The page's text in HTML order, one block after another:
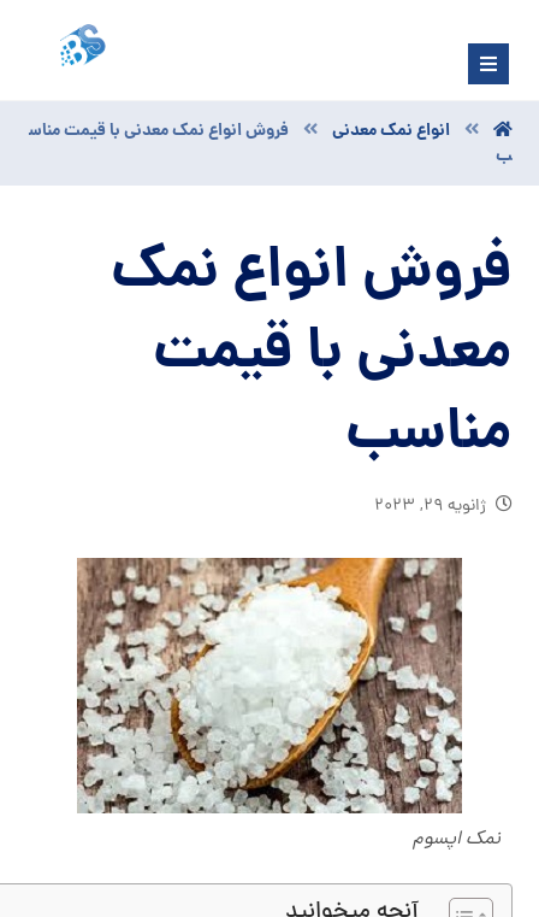
انواع نمک معدنی
فروش انواع نمک معدنی با قیمت مناس
ب
فروش انواع نمک
معدنی با قیمت
مناسب
ژانویه ۲۹, ۲۰۲۳
نمک اپسوم